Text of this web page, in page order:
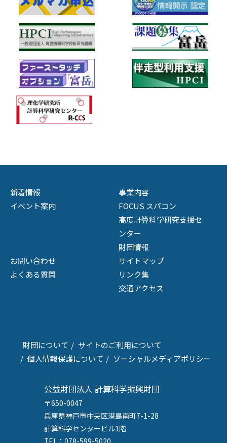
新着情報
イベント案内
事業内容
FOCUS スパコン
高度計算科学研究支援セ
ンター
財団情報
お問い合わせ
よくある質問
サイトマップ
リンク集
交通アクセス
公益財団法人 計算科学振興財団
〒650-0047
兵庫県神戸市中央区港島南町7-1-28
計算科学センタービル1階
財団について
サイトのご利用について
個人情報保護について
ソーシャルメディアポリシー